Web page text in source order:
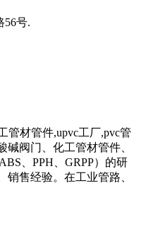
56号.
管材管件,upvc工厂,pvc管
阀门、化工管材管件、
、PPH、GRPP）的研
售经验。在工业管路、